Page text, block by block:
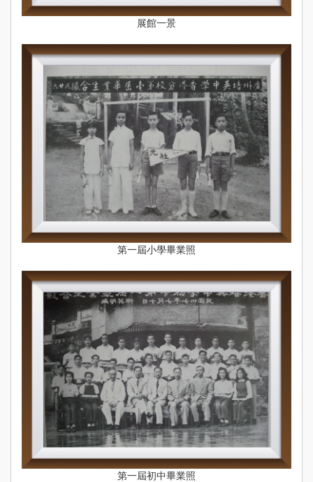
展館一景
第一屆小學畢業照
第一屆初中畢業照